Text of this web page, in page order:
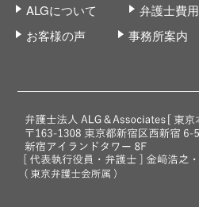
ALGについて
弁護士費用
お客様の声
事務所案内